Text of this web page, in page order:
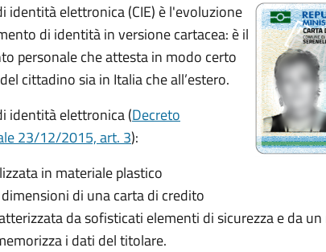
identità elettronica (CIE) è l'evoluzione
di identità in versione cartacea: è il
personale che attesta in modo certo
cittadino sia in Italia che all’estero.
identità elettronica (Decreto
23/12/2015, art. 3):
in materiale plastico
di una carta di credito
da sofisticati elementi di sicurezza e da
i dati del titolare.